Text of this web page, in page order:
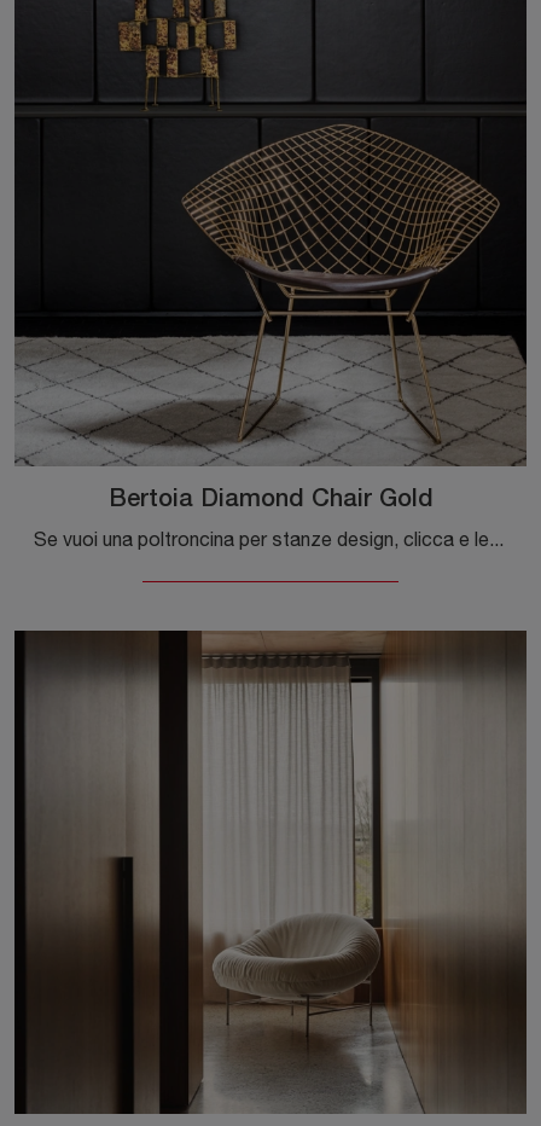
Bertoia Diamond Chair Gold
Se vuoi una poltroncina per stanze design, clicca e leggi di più sul modello Bertoia Diamond Chair Gold in metallo della firma Knoll.